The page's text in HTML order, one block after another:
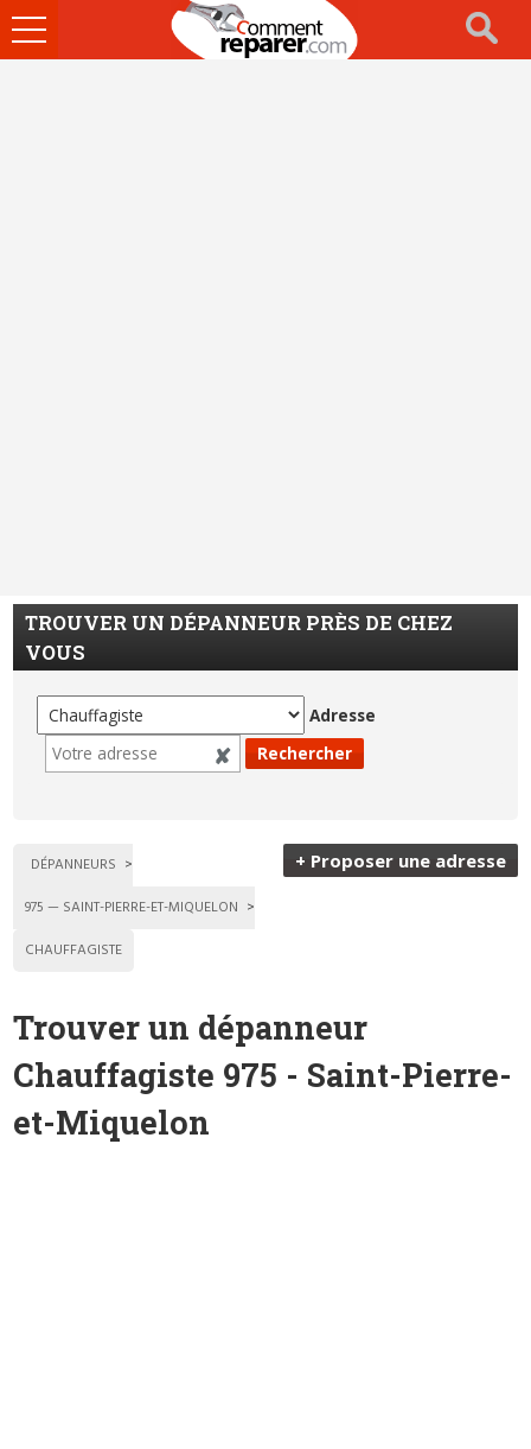
Ouvrir
le
TROUVER UN DÉPANNEUR PRÈS DE CHEZ
VOUS
Adresse
+ Proposer une adresse
DÉPANNEURS
975 — SAINT-PIERRE-ET-MIQUELON
CHAUFFAGISTE
Trouver un dépanneur
Chauffagiste 975 - Saint-Pierre-
et-Miquelon